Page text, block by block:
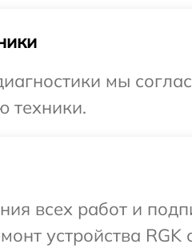
мы
техники.
всех работ и
устройства